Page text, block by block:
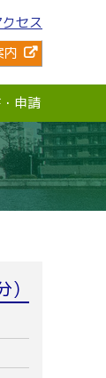
クセス
内
情勢
言
化
申請
)